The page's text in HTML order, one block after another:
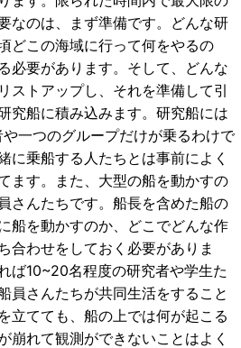
なのは、まず準備です。どんな研
どこの海域に行って何をやるの
必要があります。そして、どんな
ストアップし、それを準備して引
究船に積み込みます。研究船には
一つのグループだけが乗るわけで
に乗船する人たちとは事前によく
ます。また、大型の船を動かすの
さんたちです。船長を含めた船の
船を動かすのか、どこでどんな作
合わせをしておく必要がありま
ば10~20名程度の研究者や学生た
員さんたちが共同生活をすること
立てても、船の上では何が起こる
崩れて観測ができないことはよく